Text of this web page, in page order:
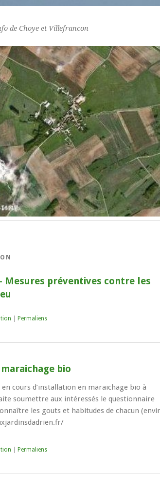
de Choye et Villefrancon
Mesures préventives contre les
Permaliens
bio
en cours d’installation en maraichage bio à
soumettre aux intéressés le questionnaire
les gouts et habitudes de chacun
Permaliens